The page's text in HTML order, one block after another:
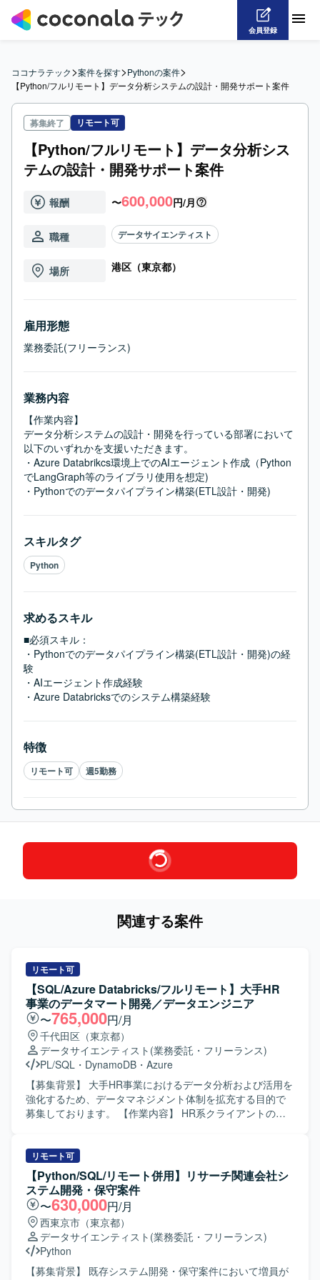
会員登録
ココナラテック>案件を探す>Pythonの案件>
【Python/フルリモート】データ分析システムの設計・開発サポート案件
募集終了 リモート可
【Python/フルリモート】データ分析シス
テムの設計・開発サポート案件
報酬 〜600,000円/月
職種 データサイエンティスト
場所 港区（東京都）
雇用形態
業務委託(フリーランス)
業務内容
【作業内容】
データ分析システムの設計・開発を行っている部署において
以下のいずれかを支援いただきます。
・Azure Databrikcs環境上でのAIエージェント作成（Python
でLangGraph等のライブラリ使用を想定)
・Pythonでのデータパイプライン構築(ETL設計・開発)
スキルタグ
Python
求めるスキル
■必須スキル：
・Pythonでのデータパイプライン構築(ETL設計・開発)の経
験
・AIエージェント作成経験
・Azure Databricksでのシステム構築経験
特徴
リモート可 週5勤務
関連する案件
リモート可
【SQL/Azure Databricks/フルリモート】大手HR
事業のデータマート開発／データエンジニア
〜765,000円/月
千代田区（東京都）
データサイエンティスト (業務委託・フリーランス)
PL/SQL ・ DynamoDB ・ Azure
【募集背景】 大手HR事業におけるデータ分析および活用を
強化するため、データマネジメント体制を拡充する目的で
募集しております。 【作業内容】 HR系クライアントのデ
びワークフローの開発・保守運用、データマートの開発・
保守運用、データに関わる各種調査などを実施していただ
きます。データエンジニアとしてデータマート開発実装を
メインにご担当いただきつつ、データ要件の定義や必要に
応じた調査業務も一部お任せいたします。 【求める人物
像】 自らドメイン知識などの情報収集を行い、主体的にデ
ータエンジニアとしての業務を推進できる方を求めており
ます。また、周囲と適切にコミュニケーションをとりなが
ら抽象的な課題を整理し、解決に導くスタンスをお持ちの
リモート可
【Python/SQL/リモート併用】リサーチ関連会社シ
ステム開発・保守案件
〜630,000円/月
西東京市（東京都）
データサイエンティスト (業務委託・フリーランス)
Python
【募集背景】 既存システム開発・保守案件において増員が